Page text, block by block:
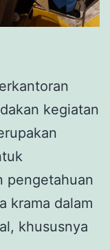
kegiatan
pengetahuan
krama dalam
khususnya